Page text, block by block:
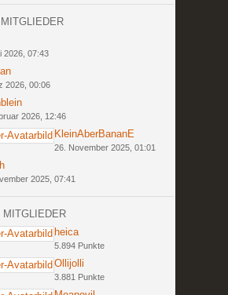
2026, 07:43
2026, 00:06
2026, 12:46
KleinAberBananE
26. November 2025, 01:01
2025, 07:41
heica
5.894 Punkte
Ollijolli
3.881 Punkte